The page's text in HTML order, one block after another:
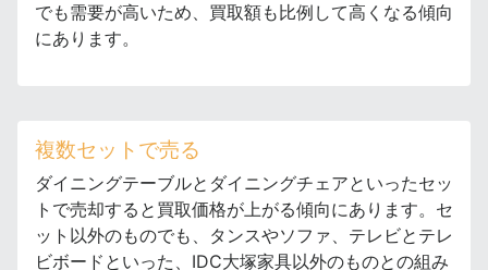
でも需要が高いため、買取額も比例して高くなる傾向
にあります。
複数セットで売る
ダイニングテーブルとダイニングチェアといったセッ
トで売却すると買取価格が上がる傾向にあります。セ
ット以外のものでも、タンスやソファ、テレビとテレ
ビボードといった、IDC大塚家具以外のものとの組み